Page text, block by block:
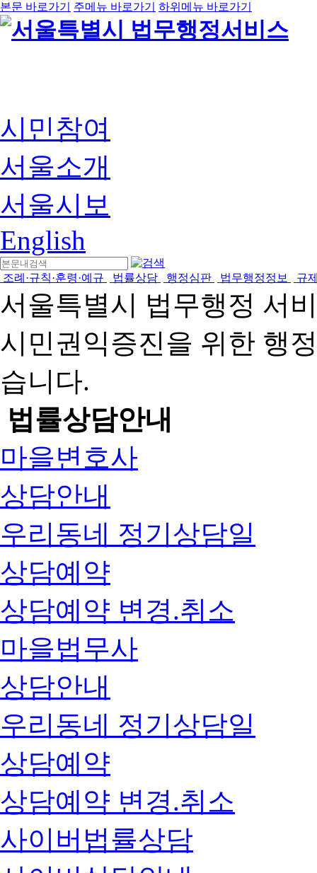
본문 바로가기 주메뉴 바로가기 하위메뉴 바로가기
시민참여
서울소개
서울시보
English
조례·규칙·훈령·예규 법률상담 행정심판 법무행정정보 규
서울특별시 법무행정 서
시민권익증진을 위한 행
습니다.
법률상담안내
마을변호사
상담안내
우리동네 정기상담일
상담예약
상담예약 변경.취소
마을법무사
상담안내
우리동네 정기상담일
상담예약
상담예약 변경.취소
사이버법률상담